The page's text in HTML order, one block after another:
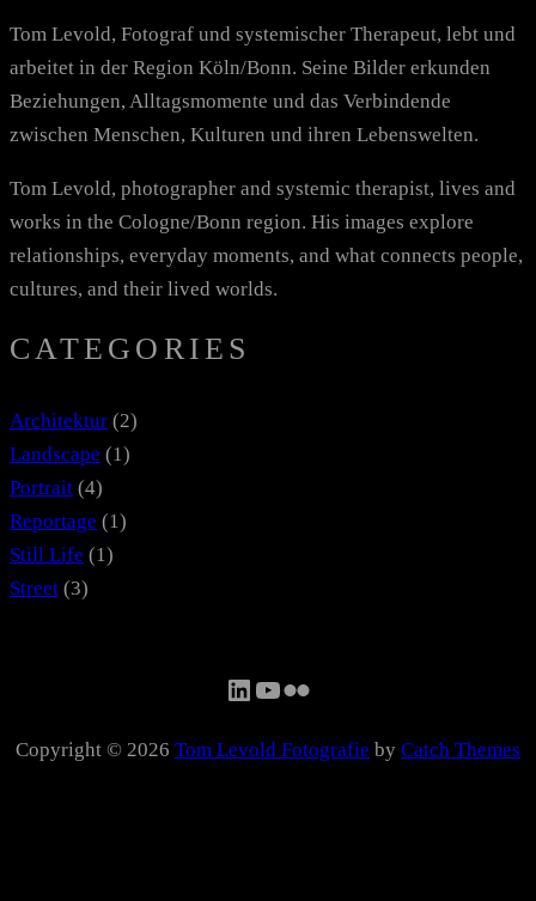
Tom Levold, Fotograf und systemischer Therapeut, lebt und
arbeitet in der Region Köln/Bonn. Seine Bilder erkunden
Beziehungen, Alltagsmomente und das Verbindende
zwischen Menschen, Kulturen und ihren Lebenswelten.
Tom Levold, photographer and systemic therapist, lives and
works in the Cologne/Bonn region. His images explore
relationships, everyday moments, and what connects people,
cultures, and their lived worlds.
CATEGORIES
Architektur (2)
Landscape (1)
Portrait (4)
Reportage (1)
Still Life (1)
Street (3)
LinkedIn
YouTube
Flickr
Copyright © 2026 Tom Levold Fotografie by Catch Themes